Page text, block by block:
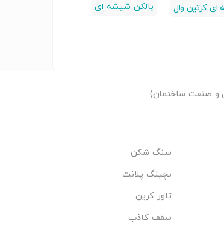
کرتین وال بالکن شیشه ای
و صنعت ساختمان)
سنگ شکن
بچینگ پلانت
تاور کرین
سقف کاذب